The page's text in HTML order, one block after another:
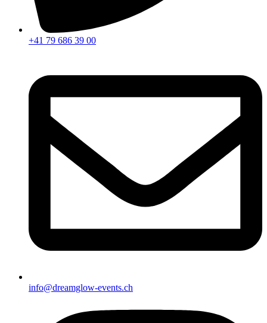
+41 79 686 39 00
info@dreamglow-events.ch